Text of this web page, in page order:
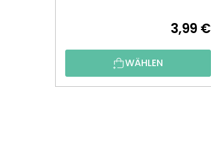
3,99 €
WÄHLEN